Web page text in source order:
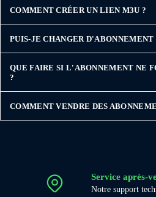
COMMENT CRÉER UN LIEN M3U ?
PUIS-JE CHANGER
QUE FAIRE SI L'ABONNEMENT NE
?
COMMENT VENDRE DES
Service après-
Notre support